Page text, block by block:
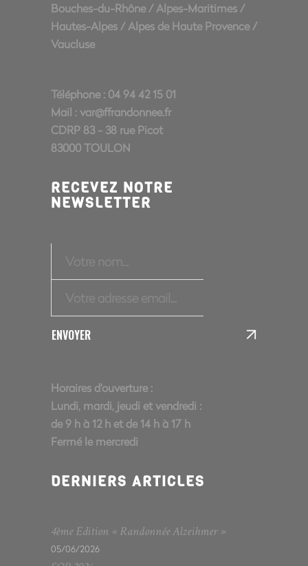
Bouches-du-Rhône / Alpes-Maritimes /
Hautes-Alpes / Alpes de Haute Provence /
Vaucluse
Téléphone : 04 94 42 15 01
Mail : var@ffrandonnee.fr
CDRP 83 - 38 rue Picot
83000 TOULON
RECEVEZ NOTRE
NEWSLETTER
ENVOYER
Horaires d'ouverture :
Lundi, mardi, jeudi et vendredi :
de 9 h à 12 h et de 14 h à 17 h
Fermé le mercredi
DERNIERS ARTICLES
4ème Edition « Randonnée Alzeihmer »
05/06/2026